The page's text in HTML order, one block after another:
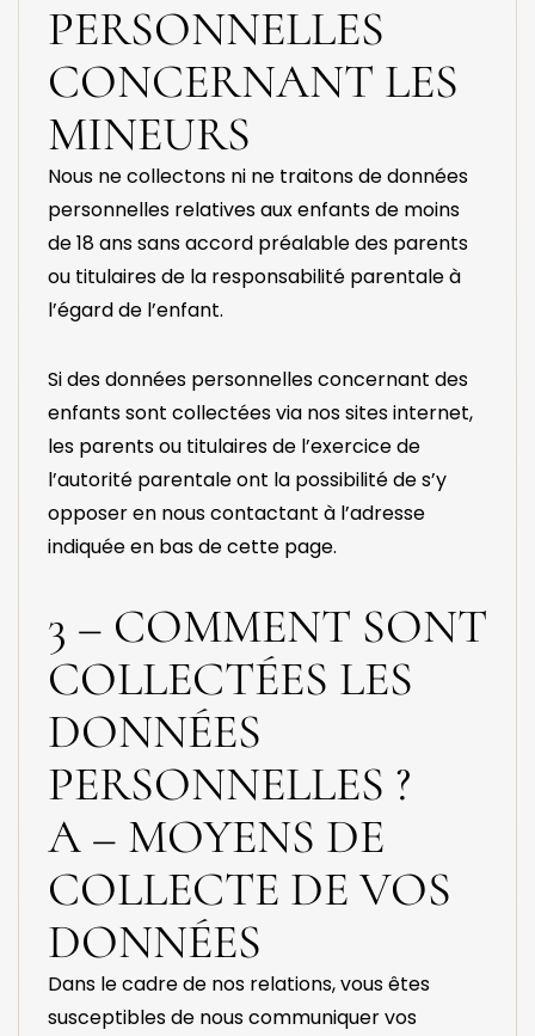
PERSONNELLES
CONCERNANT LES
MINEURS
Nous ne collectons ni ne traitons de données
personnelles relatives aux enfants de moins
de 18 ans sans accord préalable des parents
ou titulaires de la responsabilité parentale à
l’égard de l’enfant.
Si des données personnelles concernant des
enfants sont collectées via nos sites internet,
les parents ou titulaires de l’exercice de
l’autorité parentale ont la possibilité de s’y
opposer en nous contactant à l’adresse
indiquée en bas de cette page.
3 – COMMENT SONT
COLLECTÉES LES
DONNÉES
PERSONNELLES ?
A – MOYENS DE
COLLECTE DE VOS
DONNÉES
Dans le cadre de nos relations, vous êtes
susceptibles de nous communiquer vos